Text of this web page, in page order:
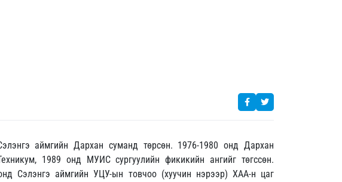
аймгийн Дархан суманд төрсөн. 1976-1980 онд Дархан
1989 онд МУИС сургуулийн фикикийн ангийг төгссөн.
Сэлэнгэ аймгийн УЦУ-ын товчоо (хуучин нэрээр) ХАА-н цаг